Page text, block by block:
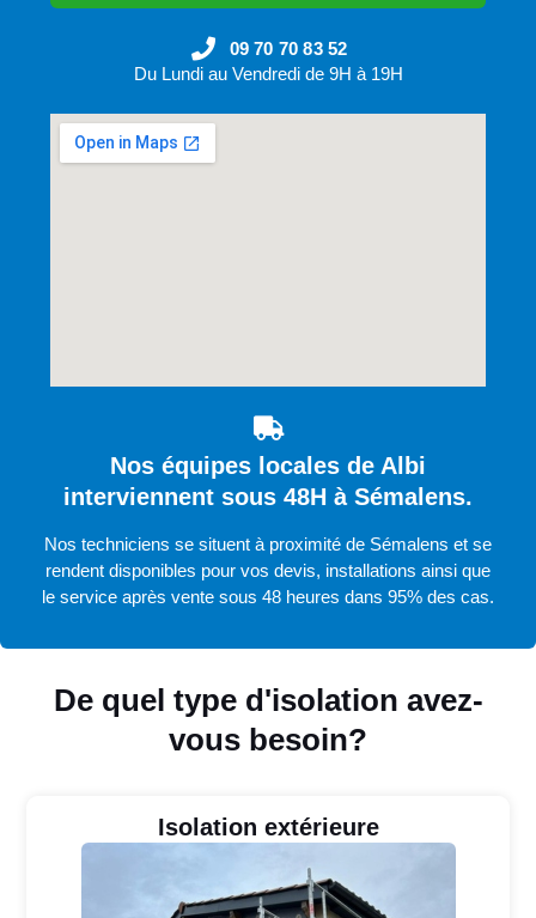
De quel type d'isolation avez-
vous besoin?
Isolation extérieure
09 70 70 83 52
Du Lundi au Vendredi de 9H à 19H
Nos équipes locales de Albi
interviennent sous 48H à Sémalens.
Nos techniciens se situent à proximité de Sémalens et se
rendent disponibles pour vos devis, installations ainsi que
le service après vente sous 48 heures dans 95% des cas.